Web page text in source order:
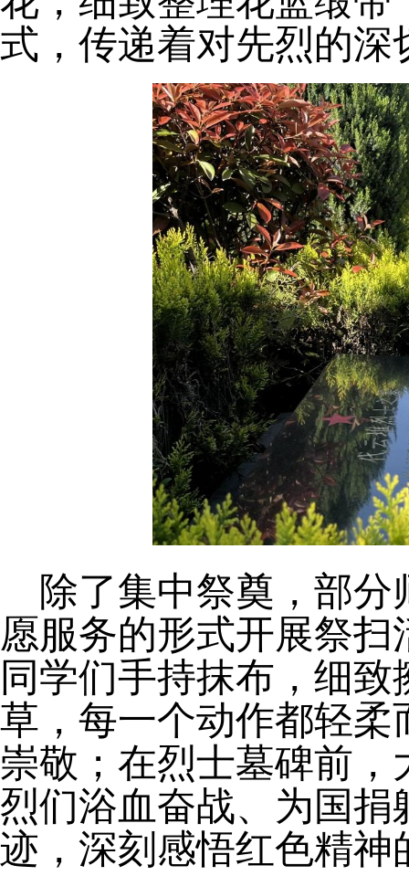
式，传递着对先烈的
除了集中祭奠，部
愿服务的形式开展祭
同学们手持抹布，细
草，每一个动作都轻
崇敬；在烈士墓碑前
烈们浴血奋战、为国
迹，深刻感悟红色精神